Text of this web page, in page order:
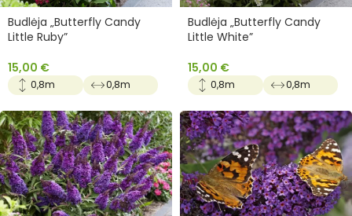
Budlėja „Butterfly Candy
Little Ruby”
15,00 €
0,8m 0,8m
Budlėja „Butterfly Candy
Little White”
15,00 €
0,8m 0,8m